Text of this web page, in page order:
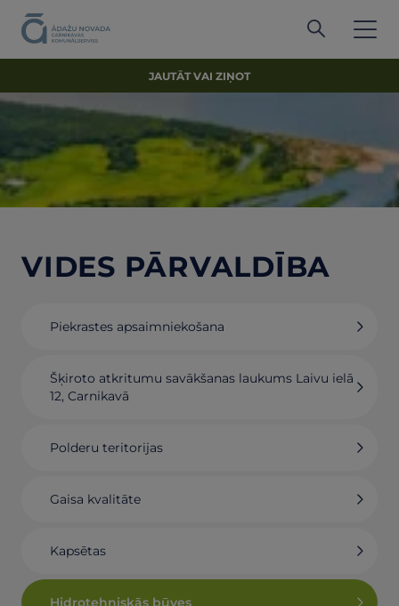
JAUTĀT VAI ZIŅOT
VIDES PĀRVALDĪBA
Piekrastes apsaimniekošana
Šķiroto atkritumu savākšanas laukums Laivu ielā
12, Carnikavā
Polderu teritorijas
Gaisa kvalitāte
Kapsētas
Hidrotehniskās būves